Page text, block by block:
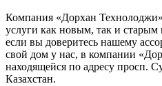
Компания «Дорхан Технолоджи»
услуги как новым, так и
если вы доверитесь нашему
свой дом у нас, в компании
находящейся по адресу просп.
Казахстан.